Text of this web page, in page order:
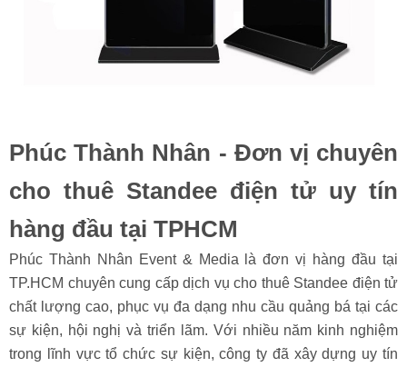
Phúc Thành Nhân - Đơn vị chuyên
cho thuê Standee điện tử uy tín
hàng đầu tại TPHCM
​Phúc Thành Nhân Event & Media là đơn vị hàng đầu tại
TP.HCM chuyên cung cấp dịch vụ cho thuê Standee điện tử
chất lượng cao, phục vụ đa dạng nhu cầu quảng bá tại các
sự kiện, hội nghị và triển lãm. Với nhiều năm kinh nghiệm
trong lĩnh vực tổ chức sự kiện, công ty đã xây dựng uy tín